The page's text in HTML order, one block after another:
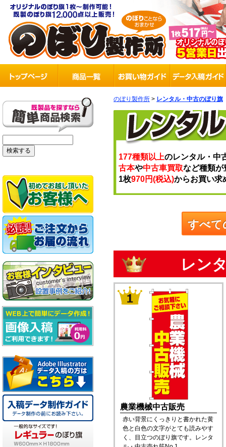
のぼり製作所 > レンタル・中古のぼり旗
177種類以上のレンタル・中
古本や中古車買取など種類が
1枚970円(税込)からお買い求
すべて
レン
農業機械中古販売
赤い背景にくっきりと書かれた黄
色と白色の文字がとても読みやす
く、目立つのぼり旗です。レンタ